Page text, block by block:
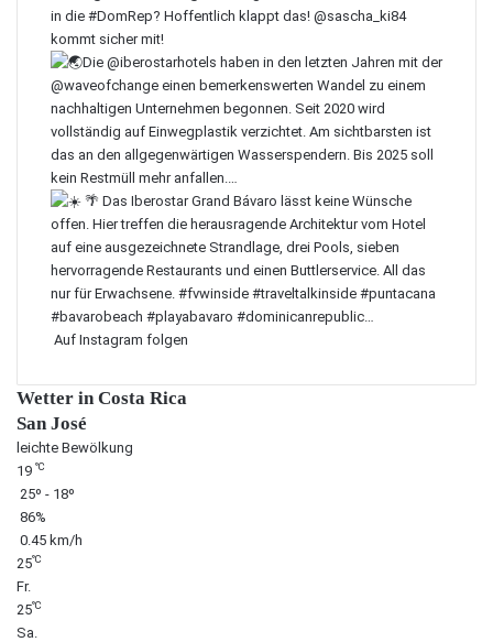
Auf Instagram folgen
Wetter in Costa Rica
San José
leichte Bewölkung
19 ℃
25º - 18º
86%
0.45 km/h
25℃
Fr.
25℃
Sa.